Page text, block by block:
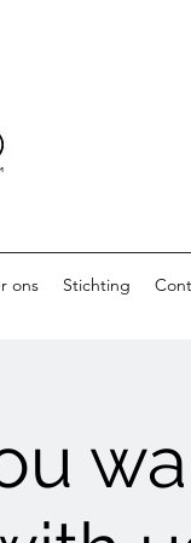
ons Stichting